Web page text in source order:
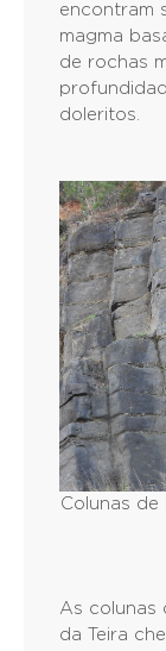
encontram
magma
de rochas
doleritos.
Colunas
As colunas
da Teira